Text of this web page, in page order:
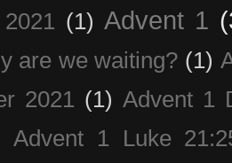
(1) Advent 1
are we waiting? (1)
2021 (1) Advent 1
Advent 1 Luke